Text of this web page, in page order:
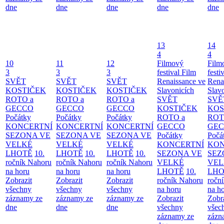
dne
dne
dne
dne
dne
10
3
SVĚT
KOSTIČEK
ROTO a
GECCO
Počátky
KONCERTNÍ
SEZONA VE
VELKÉ
LHOTĚ 10.
ročník Nahoru
na horu
Zobrazit
všechny
záznamy ze
dne
11
3
SVĚT
KOSTIČEK
ROTO a
GECCO
Počátky
KONCERTNÍ
SEZONA VE
VELKÉ
LHOTĚ 10.
ročník Nahoru
na horu
Zobrazit
všechny
záznamy ze
dne
12
3
SVĚT
KOSTIČEK
ROTO a
GECCO
Počátky
KONCERTNÍ
SEZONA VE
VELKÉ
LHOTĚ 10.
ročník Nahoru
na horu
Zobrazit
všechny
záznamy ze
dne
13
4
Filmový
festival Film
Renaissance ve
Slavonicích
SVĚT
KOSTIČEK
ROTO a
GECCO
Počátky
KONCERTNÍ
SEZONA VE
VELKÉ
LHOTĚ 10.
ročník Nahoru
na horu
Zobrazit
všechny
záznamy ze
14
4
na